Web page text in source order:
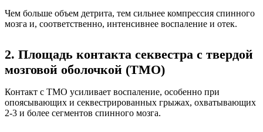
Чем больше объем детрита, тем сильнее компрессия спинного
мозга и, соответственно, интенсивнее воспаление и отек.
2. Площадь контакта секвестра с твердой
мозговой оболочкой (ТМО)
Контакт с ТМО усиливает воспаление, особенно при
опоясывающих и секвестрированных грыжах, охватывающих
2-3 и более сегментов спинного мозга.